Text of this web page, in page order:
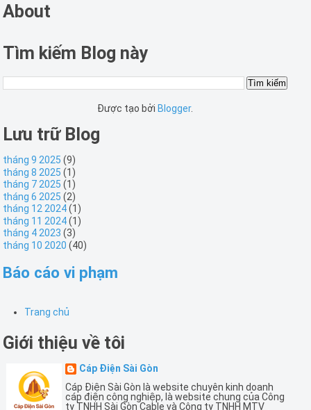
About
Tìm kiếm Blog này
Được tạo bởi Blogger.
Lưu trữ Blog
tháng 9 2025 (9)
tháng 8 2025 (1)
tháng 7 2025 (1)
tháng 6 2025 (2)
tháng 12 2024(1)
tháng 11 2024(1)
tháng 4 2023 (3)
tháng 10 2020 (40)
Báo cáo vi phạm
Trang chủ
Giới thiệu về tôi
Cáp Điện Sài Gòn
Cáp Điện Sài Gòn là website chuyên kinh doanh
cáp điện công nghiệp, là website chung của Công
ty TNHH Sài Gòn Cable và Công ty TNHH MTV